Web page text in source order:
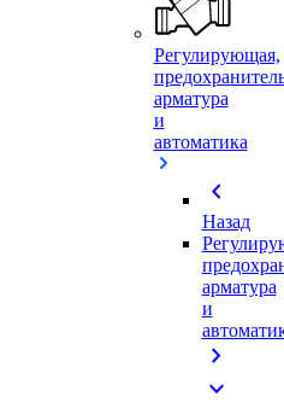
Регулирующая,
арматура
и
автоматика
chevron_left
Назад
арматура
и
chevron_right
expand_more